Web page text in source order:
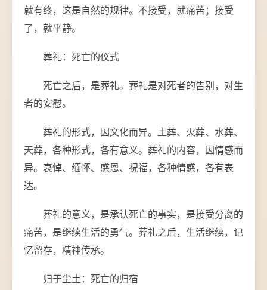
就有终，这是自然的规律。不接受，就痛苦；接受
了，就平静。
葬礼：死亡的仪式
死亡之后，是葬礼。葬礼是对死者的告别，对生
者的安慰。
葬礼的形式，因文化而异。土葬、火葬、水葬、
天葬，各种形式，各有意义。葬礼的内容，因情感而
异。哀悼、缅怀、感恩、祝福，各种情感，各有表
达。
葬礼的意义，是承认死亡的事实，是接受分离的
痛苦，是继续生活的勇气。葬礼之后，生活继续，记
忆留存，精神传承。
归于尘土：死亡的归宿